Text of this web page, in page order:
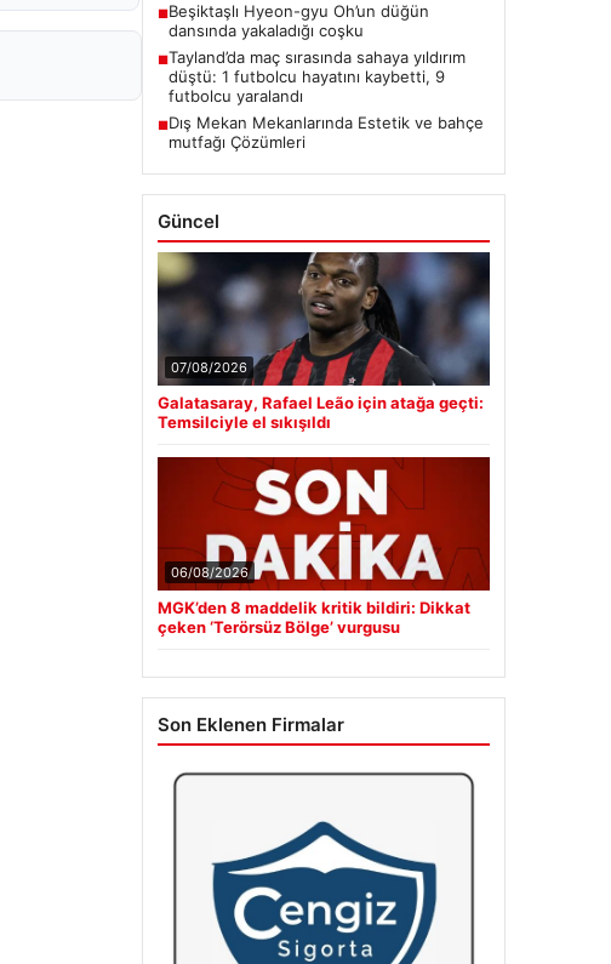
■Beşiktaşlı Hyeon-gyu Oh’un düğün
dansında yakaladığı coşku
■Tayland’da maç sırasında sahaya yıldırım
düştü: 1 futbolcu hayatını kaybetti, 9
futbolcu yaralandı
■Dış Mekan Mekanlarında Estetik ve bahçe
mutfağı Çözümleri
Güncel
07/08/2026
Galatasaray, Rafael Leão için atağa geçti:
Temsilciyle el sıkışıldı
06/08/2026
MGK’den 8 maddelik kritik bildiri: Dikkat
çeken ‘Terörsüz Bölge’ vurgusu
Son Eklenen Firmalar